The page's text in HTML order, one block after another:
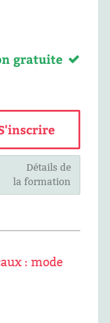
gratuite
Détails de
la formation
: mode